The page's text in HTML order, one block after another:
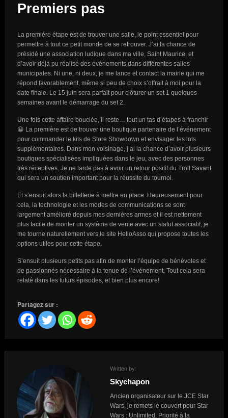
Premiers pas
La première étape est de trouver une salle, le point essentiel pour
permettre à tout ce petit monde de se retrouver. J’ai la chance de
présidé une association ludique dans ma ville, Saint Maurice, et
d’avoir déjà pu réalisé des événements dans différentes salles
municipales. Ni une, ni deux, je me lance et contact la mairie qui me
répond favorablement, même si peu de choix s’offrait à moi pour la
date finale. Le 15 juin sera parfait pour clôturer un set 1 quelques
semaines avant le démarrage du set 2.
Une fois cette affaire bouclée, il reste… tout un tas d’étapes à franchir
😀 La première est de trouver une boutique partenaire de l’événement
pour commander le kits de Store Showdown et envisager les lots
supplémentaires. Dans mon voisinage, j’ai la chance d’avoir plusieurs
boutiques spécialisées impliquées dans le jeu, avec des personnes
très réceptives. Je ne tarde pas à avoir un retour positif du Troll Savant
qui sera un soutien important pour la réussite du tournoi.
Et s’ensuit alors la billetterie à mettre en place. Heureusement pour
cela, la technologie et les modes de communications se sont
largement amélioré depuis mes dernières armes et il est nettement
plus facile de monter un système de vente avec un statut associatif, je
me tourne naturellement vers le site HelloAsso qui propose toutes les
options utiles pour cette étape.
S’ensuit plusieurs petits pas afin de monter l’équipe de bénévoles et
de passionnés nécessaire à la tenue de l’événement. Tout cela sera
relaté dans les futurs épisodes, et bien plus encore!
Partagez sur :
Written by:
Skychapon
Ancien organisateur sur le JCE Star
Wars, je remets le couvert pour Star
Wars : Unlimited. Priorité à la